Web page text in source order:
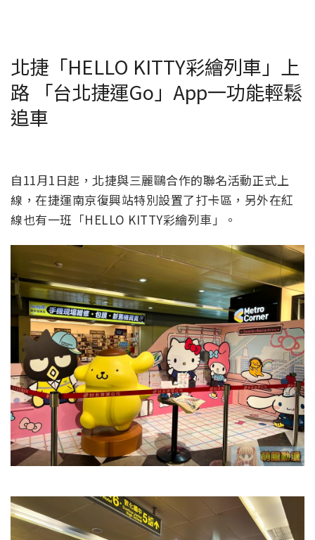
北捷「HELLO KITTY彩繪列車」上
路 「台北捷運Go」App一功能輕鬆
追車
自11月1日起，北捷與三麗鷗合作的聯名活動正式上
線，在捷運南京復興站特別設置了打卡區，另外在紅
線也有一班「HELLO KITTY彩繪列車」。